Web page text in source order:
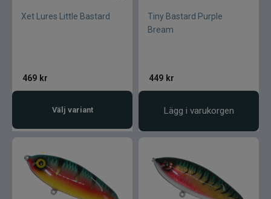
Xet Lures Little Bastard
469 kr
Välj variant
Tiny Bastard Purple
Bream
449 kr
Lägg i varukorgen